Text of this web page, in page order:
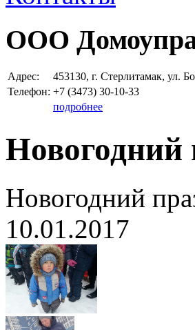
ООО
Адрес:
453130, г. Стерлитамак, ул.
Телефон: +7 (3473) 30-10-33
подробнее
Новогодний
Новогодний
10.01.2017